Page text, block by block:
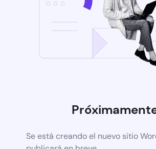
Se está creando el nuevo sitio